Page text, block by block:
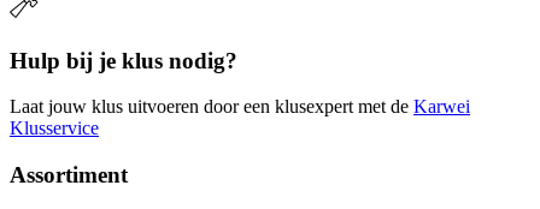
Hulp bij je klus nodig?
Laat jouw klus uitvoeren door een klusexpert met de Karwei
Klusservice
Assortiment